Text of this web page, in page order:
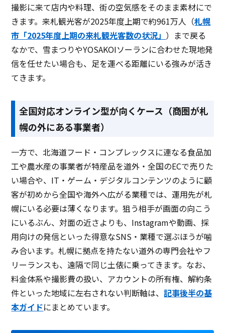
撮影に来て店内や料理、街の空気感をそのまま素材にで
きます。来札観光客が2025年度上期で約961万人（札幌
市「2025年度上期の来札観光客数の状況」 ）まで戻る
なかで、雪まつりやYOSAKOIソーランに合わせた現地発
信を任せたい場合も、足を運べる距離にいる強みが活き
てきます。
全国対応オンライン型が向くケース（商圏が札
幌の外にある事業者）
一方で、北海道フード・コンプレックスに連なる食品加
工や農水産の事業者が特産品を道外・全国のECで売りた
い場合や、IT・ゲーム・デジタルコンテンツのように顧
客が初めから全国や海外へ広がる業種では、運用先が札
幌にいる必要は薄くなります。狙う相手が画面の向こう
にいるぶん、対面の近さよりも、Instagramや動画、採
用向けの発信といった得意なSNS・業種で選ぶほうが噛
み合います。札幌に拠点を持たない道外の専門会社やフ
リーランスも、遠隔で同じ土俵に乗ってきます。なお、
料金体系や撮影費の扱い、アカウントの所有権、解約条
件といった地域に左右されない判断軸は、記事後半の基
本ガイドにまとめています。